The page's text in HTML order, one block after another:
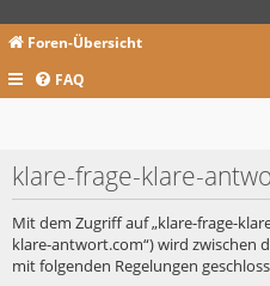
Foren-Übersicht
FAQ
klare-frage-klare-
Mit dem Zugriff auf „klare-frage-
klare-antwort.com“) wird zwischen
mit folgenden Regelungen